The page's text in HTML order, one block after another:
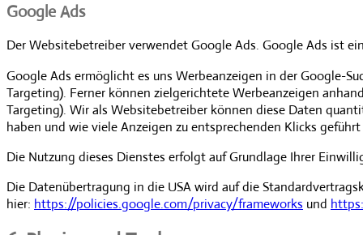
Google Ads
Der Websitebetreiber verwendet Google Ads. Google Ads ist
Google Ads ermöglicht es uns Werbeanzeigen in der Google-
Targeting). Ferner können zielgerichtete Werbeanzeigen
Targeting). Wir als Websitebetreiber können diese Daten
haben und wie viele Anzeigen zu entsprechenden Klicks
Die Nutzung dieses Dienstes erfolgt auf Grundlage Ihrer
Die Datenübertragung in die USA wird auf die
hier: https://policies.google.com/privacy/frameworks und